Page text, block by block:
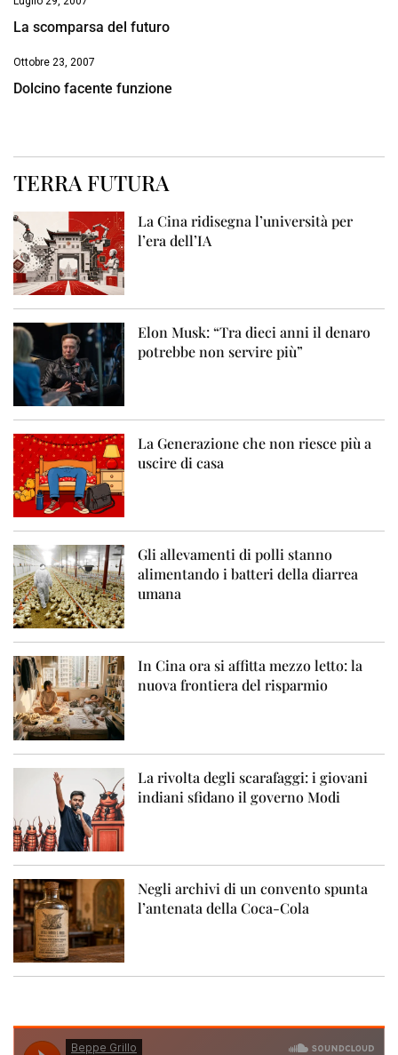
La scomparsa del futuro
Ottobre 23, 2007
Dolcino facente funzione
TERRA FUTURA
La Cina ridisegna l’università per
l’era dell’IA
Elon Musk: “Tra dieci anni il denaro
potrebbe non servire più”
La Generazione che non riesce più a
uscire di casa
Gli allevamenti di polli stanno
alimentando i batteri della diarrea
umana
In Cina ora si affitta mezzo letto: la
nuova frontiera del risparmio
La rivolta degli scarafaggi: i giovani
indiani sfidano il governo Modi
Negli archivi di un convento spunta
l’antenata della Coca-Cola